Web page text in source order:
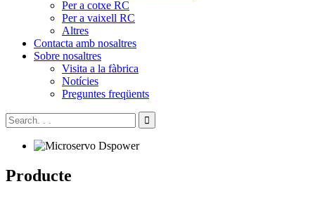
Per a cotxe RC
Per a vaixell RC
Altres
Contacta amb nosaltres
Sobre nosaltres
Visita a la fàbrica
Notícies
Preguntes freqüents
Producte